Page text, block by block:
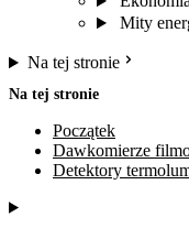
Mity
Na tej stronie
Na tej stronie
Początek
Dawkomierze
Detektory